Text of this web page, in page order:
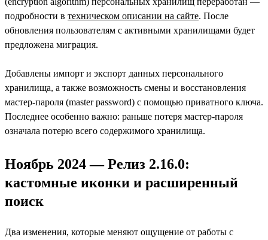
подробности в техническом описании на сайте. После
обновления пользователям с активными хранилищами будет
предложена миграция.
Добавлены импорт и экспорт данных персонального
хранилища, а также возможность смены и восстановления
мастер-пароля (master password) с помощью приватного ключа.
Последнее особенно важно: раньше потеря мастер-пароля
означала потерю всего содержимого хранилища.
Ноябрь 2024 — Релиз 2.16.0:
кастомные иконки и расширенный
поиск
Два изменения, которые меняют ощущение от работы с